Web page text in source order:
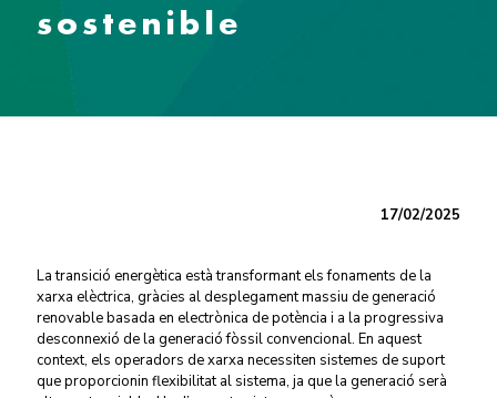
sostenible
17/02/2025
La transició energètica està transformant els fonaments de la
xarxa elèctrica, gràcies al desplegament massiu de generació
renovable basada en electrònica de potència i a la progressiva
desconnexió de la generació fòssil convencional. En aquest
context, els operadors de xarxa necessiten sistemes de suport
que proporcionin flexibilitat al sistema, ja que la generació serà